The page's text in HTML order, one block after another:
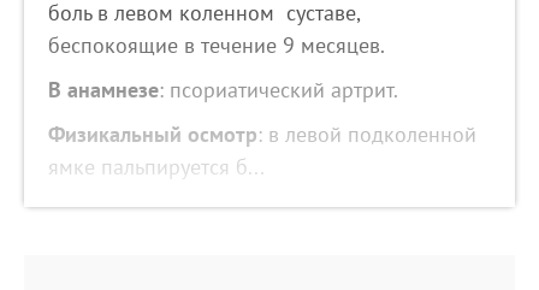
боль в левом коленном суставе,
беспокоящие в течение 9 месяцев.
В анамнезе: псориатический артрит.
Физикальный осмотр: в левой подколенной
ямке пальпируется б...